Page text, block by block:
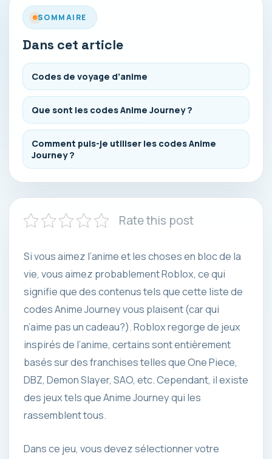
SOMMAIRE
Dans cet article
Codes de voyage d’anime
Que sont les codes Anime Journey ?
Comment puis-je utiliser les codes Anime
Journey ?
Rate this post
Si vous aimez l’anime et les choses en bloc de la
vie, vous aimez probablement Roblox, ce qui
signifie que des contenus tels que cette liste de
codes Anime Journey vous plaisent (car qui
n’aime pas un cadeau?). Roblox regorge de jeux
inspirés de l’anime, certains sont entièrement
basés sur des franchises telles que One Piece,
DBZ, Demon Slayer, SAO, etc. Cependant, il existe
des jeux tels que Anime Journey qui les
rassemblent tous.
Dans ce jeu, vous devez sélectionner votre